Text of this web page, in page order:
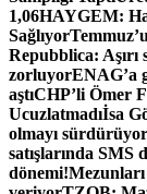
1,06HAYGEM:
Sağlıyor
Repubblica: Aşırı
zorluyorENAG’a
aştıCHP’li Ömer
Ucuzlatmadıİsa
olmayı sürdürüyor
satışlarında SMS
dönemi!